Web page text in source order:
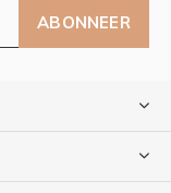
ABONNEER